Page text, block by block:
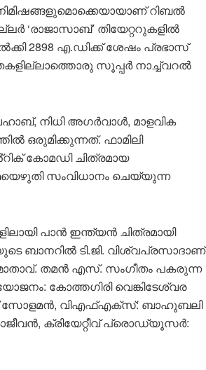
റിബൽ
‘രാജാസാബ്’ തിയേറ്ററുകളിൽ
2898 എ.ഡിക്ക് ശേഷം പ്രഭാസ്
സൂപ്പർ നാച്ച്വറൽ
നിധി അഗർവാൾ, മാളവിക
ഒരുമിക്കുന്നത്. ഫാമിലി
കോമഡി ചിത്രമായ
സംവിധാനം ചെയ്യുന്ന
പാൻ ഇന്ത്യൻ ചിത്രമായി
ബാനറിൽ ടി.ജി. വിശ്വപ്രസാദാണ്
തമൻ എസ്. സം​ഗീതം പകരുന്ന
കോത്തഗിരി വെങ്കിടേശ്വര
സോളമൻ, വിഎഫ്എക്‌സ്: ബാഹുബലി
ക്രിയേറ്റീവ് പ്രൊഡ്യൂസർ: